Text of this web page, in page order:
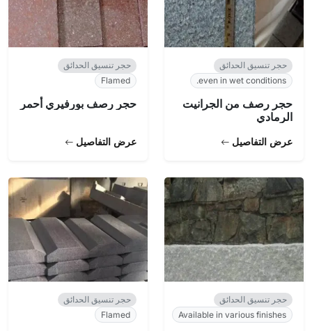
حجر تنسيق الحدائق
even in wet conditions.
حجر رصف من الجرانيت
الرمادي
عرض التفاصيل
حجر تنسيق الحدائق
Flamed
حجر رصف بورفيري أحمر
عرض التفاصيل
حجر تنسيق الحدائق
Available in various finishes
حجر تنسيق الحدائق
Flamed